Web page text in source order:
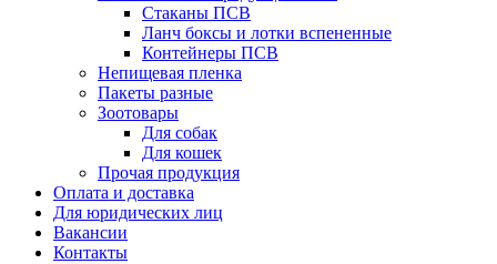
Стаканы ПСВ
Ланч боксы и лотки вспененные
Контейнеры ПСВ
Непищевая пленка
Пакеты разные
Зоотовары
Для собак
Для кошек
Прочая продукция
Оплата и доставка
Для юридических лиц
Вакансии
Контакты